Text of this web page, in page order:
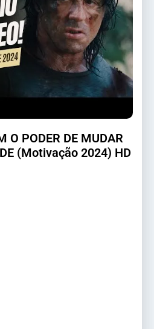
O PODER DE MUDAR
(Motivação 2024) HD